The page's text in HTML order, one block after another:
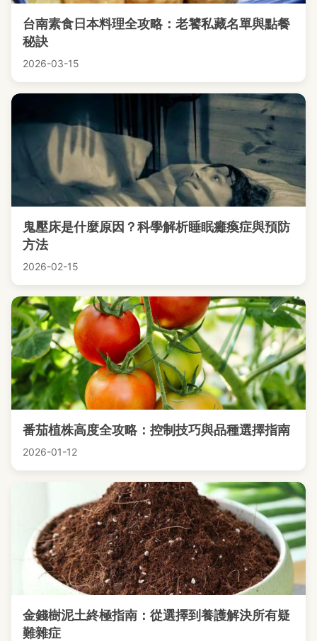
台南素食日本料理全攻略：老饕私藏名單與點餐
秘訣
2026-03-15
鬼壓床是什麼原因？科學解析睡眠癱瘓症與預防
方法
2026-02-15
番茄植株高度全攻略：控制技巧與品種選擇指南
2026-01-12
金錢樹泥土終極指南：從選擇到養護解決所有疑
難雜症